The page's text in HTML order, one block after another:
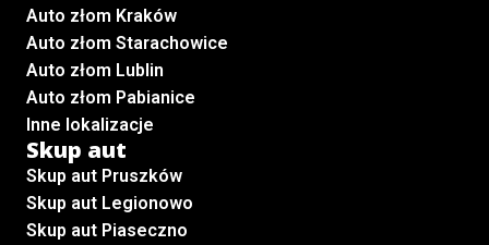
Auto złom Kraków
Auto złom Starachowice
Auto złom Lublin
Auto złom Pabianice
Inne lokalizacje
Skup aut
Skup aut Pruszków
Skup aut Legionowo
Skup aut Piaseczno